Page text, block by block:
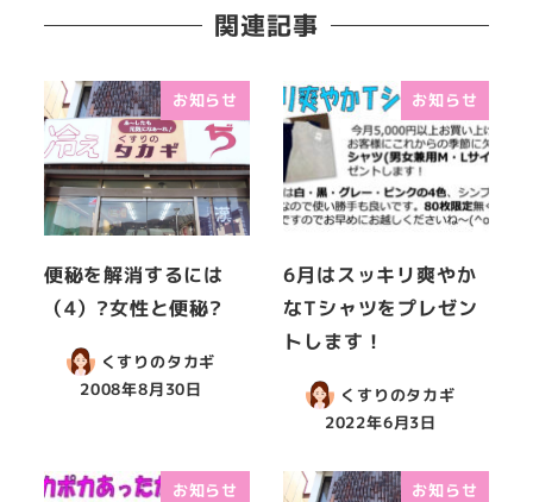
関連記事
お知らせ
便秘を解消するには
（4）?女性と便秘?
くすりのタカギ
2008年8月30日
お知らせ
6月はスッキリ爽やか
なTシャツをプレゼン
トします！
くすりのタカギ
2022年6月3日
お知らせ お知らせ